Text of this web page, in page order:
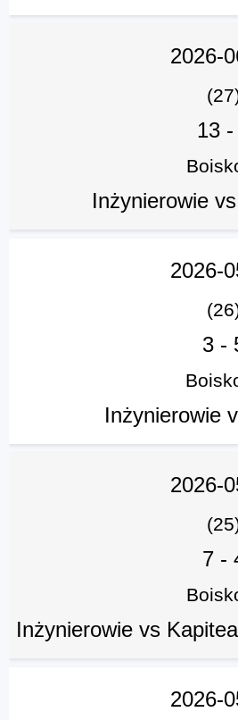
2026-
13-
Inżynierowie
2026-
3 -
Inżynierowie
2026-
7 -
Inżynierowie vs
2026-